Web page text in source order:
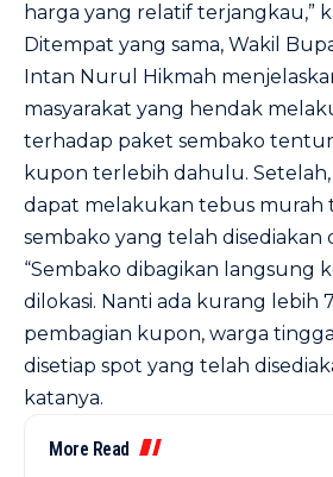
harga yang relatif terjangkau,”
Ditempat yang sama, Wakil
Intan Nurul Hikmah
masyarakat yang hendak
terhadap paket sembako
kupon terlebih dahulu.
dapat melakukan tebus murah
sembako yang telah disediakan
“Sembako dibagikan langsung
dilokasi. Nanti ada kurang lebih
pembagian kupon, warga
disetiap spot yang telah
katanya.
More Read